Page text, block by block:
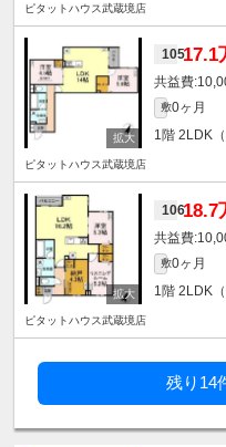
ピタットハウス武蔵境店
10517.1
敷0ヶ月
1階 2LDK
ピタットハウス武蔵境店
10618.7
敷0ヶ月
1階 2LDK
ピタットハウス武蔵境店
残り14